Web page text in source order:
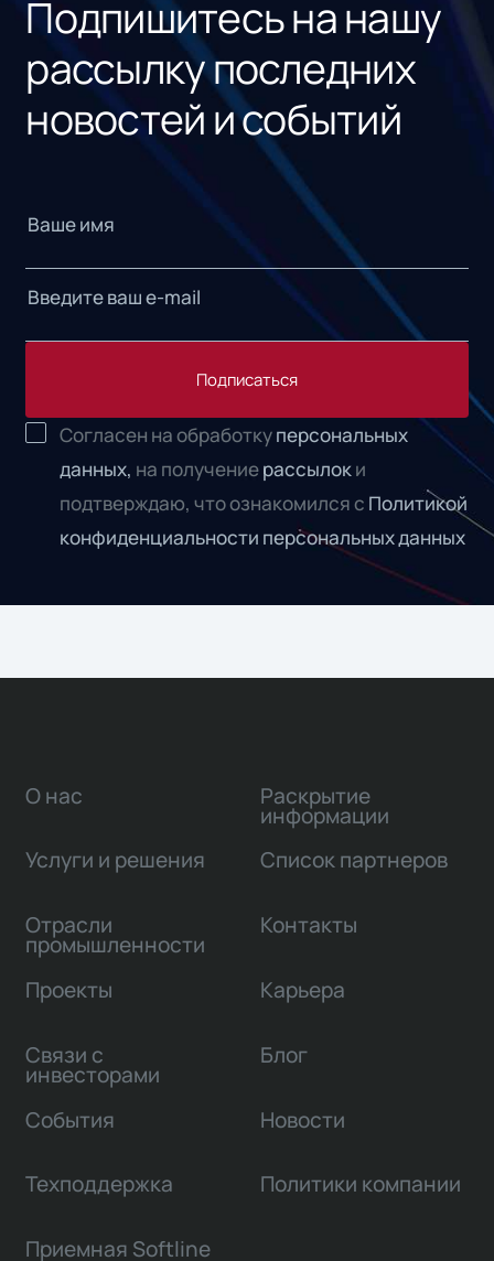
Подпишитесь на нашу
рассылку последних
новостей и событий
Подписаться
Согласен на обработкуперсональных
данных, на получениерассылоки
подтверждаю, что ознакомился с Политикой
конфиденциальности персональных данных
О нас
Услуги и решения
Отрасли
промышленности
Проекты
Связи с
инвесторами
Раскрытие
информации
Список партнеров
Контакты
Карьера
Блог
События Новости
Техподдержка Политики компании
Приемная Softline